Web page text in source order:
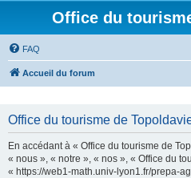
Office du
FAQ
Accueil du forum
Office du tourisme de
En accédant à « Office du tourisme de
« nous », « notre », « nos », « Office du
« https://web1-math.univ-lyon1.fr/prepa-